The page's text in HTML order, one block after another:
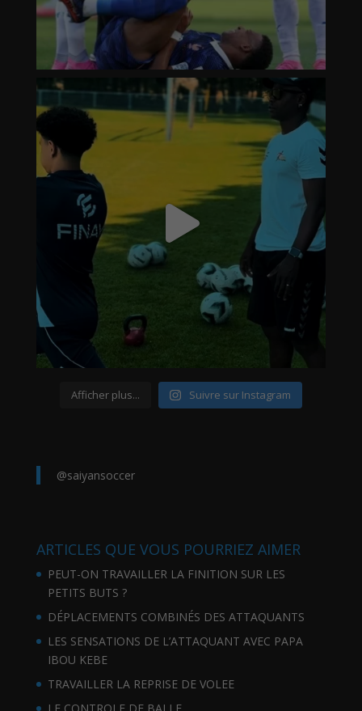
Afficher plus... Suivre sur Instagram
@saiyansoccer
ARTICLES QUE VOUS POURRIEZ AIMER
PEUT-ON TRAVAILLER LA FINITION SUR LES
PETITS BUTS ?
DÉPLACEMENTS COMBINÉS DES ATTAQUANTS
LES SENSATIONS DE L’ATTAQUANT AVEC PAPA
IBOU KEBE
TRAVAILLER LA REPRISE DE VOLEE